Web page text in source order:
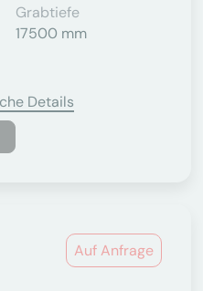
Grabtiefe
17500 mm
Details
Auf Anfrage